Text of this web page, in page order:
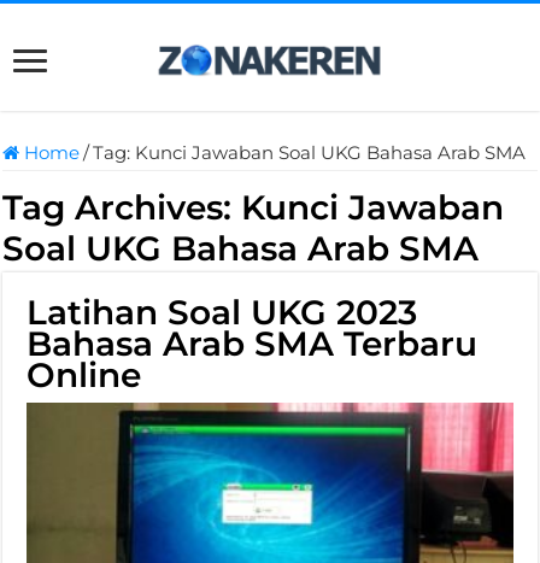
Home/Tag: Kunci Jawaban Soal UKG Bahasa Arab SMA
Tag Archives: Kunci Jawaban
Soal UKG Bahasa Arab SMA
Latihan Soal UKG 2023
Bahasa Arab SMA Terbaru
Online